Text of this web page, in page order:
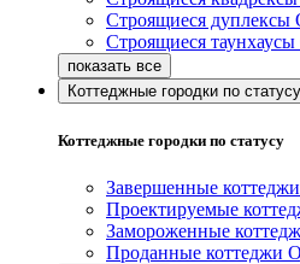
Строящиеся дуплексы
Строящиеся
Коттеджные городки по статусу
Коттеджные городки по статусу
Завершенные
Проектируемые
Замороженные
Проданные коттеджи